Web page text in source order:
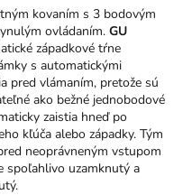
kovaním s 3 bodovým
ovládaním. GU
západkové tŕne
s automatickými
pred vlámaním, pretože sú
ako bežné jednobodové
zaistia hneď po
kľúča alebo západky. Tým
neoprávneným vstupom
spoľahlivo uzamknutý a